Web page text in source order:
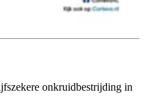
onkruidbestrijding in